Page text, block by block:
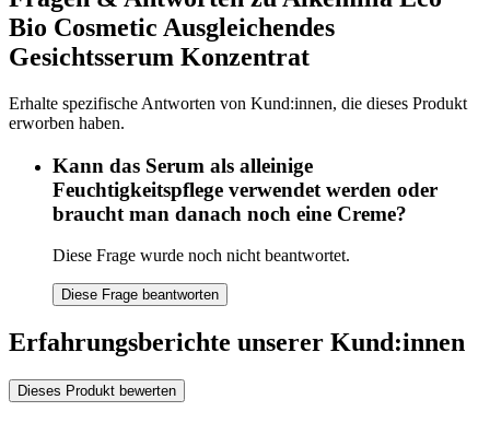
Bio Cosmetic Ausgleichendes
Gesichtsserum Konzentrat
Erhalte spezifische Antworten von Kund:innen, die dieses Produkt
erworben haben.
Kann das Serum als alleinige
Feuchtigkeitspflege verwendet werden oder
braucht man danach noch eine Creme?
Diese Frage wurde noch nicht beantwortet.
Diese Frage beantworten
Erfahrungsberichte unserer Kund:innen
Dieses Produkt bewerten